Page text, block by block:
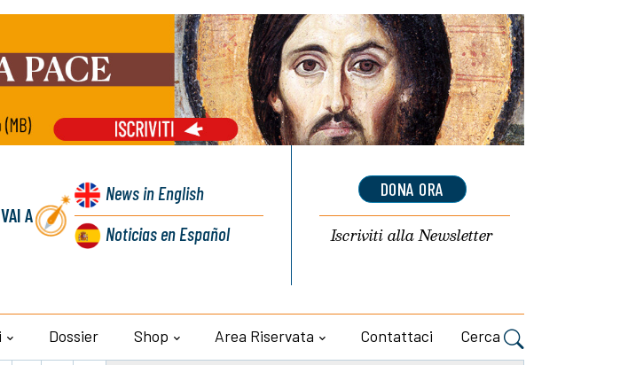
VAI A
Newsin English
Noticiasen Español
DONA ORA
Iscriviti allaNewsletter
Dossier Shop Area Riservata Contattaci Cerca